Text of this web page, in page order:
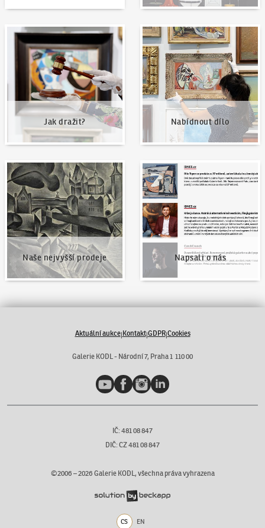
Jak dražit?
Jak dražit?
Nabídnout dílo
Nabídnout dílo
Naše nejvyšší prodeje
Naše nejvyšší prodeje
Napsali o nás
Napsali o nás
Aktuální aukce|Kontakt|GDPR|Cookies
Galerie KODL - Národní 7, Praha 1 110 00
YouTubeFacebookInstagramLinkedIn
IČ: 481 08 847
DIČ: CZ 481 08 847
©2006 –2026 Galerie KODL, všechna práva vyhrazena
CS EN